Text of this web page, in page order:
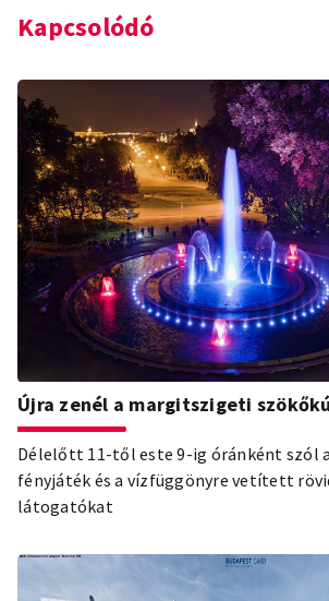
Kapcsolódó
Újra zenél a margitszigeti
Délelőtt 11-től este 9-ig óránként szól
fényjáték és a vízfüggönyre vetített
látogatókat